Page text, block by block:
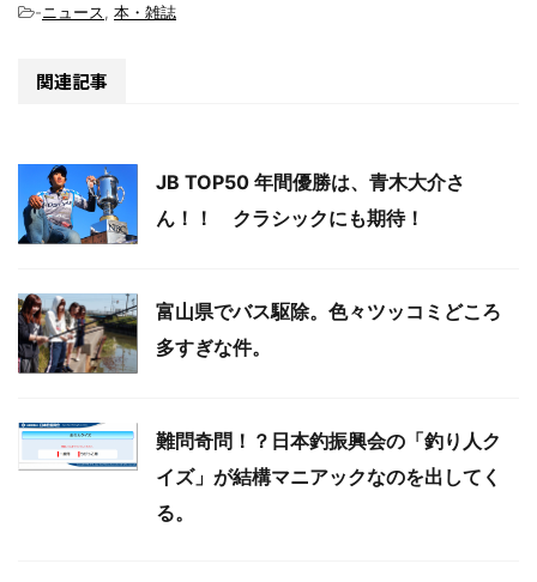
-ニュース, 本・雑誌
関連記事
JB TOP50 年間優勝は、青木大介さ
ん！！ クラシックにも期待！
富山県でバス駆除。色々ツッコミどころ
多すぎな件。
難問奇問！？日本釣振興会の「釣り人ク
イズ」が結構マニアックなのを出してく
る。